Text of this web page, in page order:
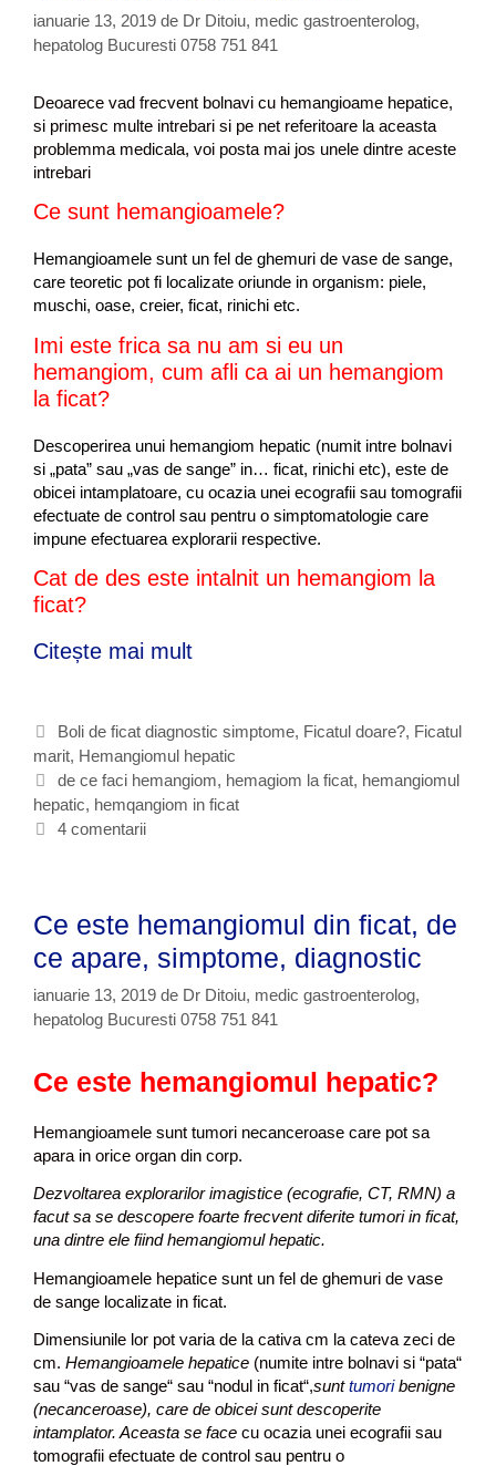
u
u
ianuarie 13, 2019 de Dr Ditoiu, medic gastroenterolog,
hepatolog Bucuresti 0758 751 841
Deoarece vad frecvent bolnavi cu hemangioame hepatice,
si primesc multe intrebari si pe net referitoare la aceasta
problemma medicala, voi posta mai jos unele dintre aceste
intrebari
Ce sunt hemangioamele?
Hemangioamele sunt un fel de ghemuri de vase de sange,
care teoretic pot fi localizate oriunde in organism: piele,
muschi, oase, creier, ficat, rinichi etc.
Imi este frica sa nu am si eu un
hemangiom, cum afli ca ai un hemangiom
la ficat?
Descoperirea unui hemangiom hepatic (numit intre bolnavi
si „pata” sau „vas de sange” in… ficat, rinichi etc), este de
obicei intamplatoare, cu ocazia unei ecografii sau tomografii
efectuate de control sau pentru o simptomatologie care
impune efectuarea explorarii respective.
Cat de des este intalnit un hemangiom la
ficat?
Citește mai mult
a
n
g
i
a
c
a
,
o
r
m
C
a
t
e
g
i
Boli de ficat diagnostic simptome, Ficatul doare?, Ficatul
marit, Hemangiomul hepatic
E
t
i
t
e
de ce faci hemangiom, hemagiom la ficat, hemangiomul
hepatic, hemqangiom in ficat
4 comentarii
Ce este hemangiomul din ficat, de
ce apare, simptome, diagnostic
ianuarie 13, 2019 de Dr Ditoiu, medic gastroenterolog,
hepatolog Bucuresti 0758 751 841
Ce este hemangiomul hepatic?
Hemangioamele sunt tumori necanceroase care pot sa
apara in orice organ din corp.
Dezvoltarea explorarilor imagistice (ecografie, CT, RMN) a
facut sa se descopere foarte frecvent diferite tumori in ficat,
una dintre ele fiind hemangiomul hepatic.
Hemangioamele hepatice sunt un fel de ghemuri de vase
de sange localizate in ficat.
Dimensiunile lor pot varia de la cativa cm la cateva zeci de
cm. Hemangioamele hepatice (numite intre bolnavi si “pata“
sau “vas de sange“ sau “nodul in ficat“,sunttumoribenigne
(necanceroase), care de obicei sunt descoperite
intamplator. Aceasta se face cu ocazia unei ecografii sau
tomografii efectuate de control sau pentru o